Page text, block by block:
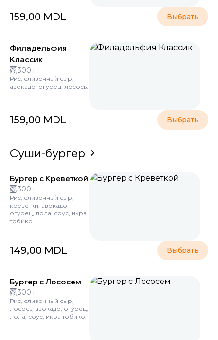
159,00 MDL Выбрать
Филадельфия
Классик
300 г
Рис, сливочный сыр,
авокадо, огурец, лосось.
159,00 MDL Выбрать
Суши-бургер
Бургер с Креветкой
300 г
Рис, сливочный сыр,
креветки, авокадо,
огурец, лола, соус, икра
тобико.
149,00 MDL Выбрать
Бургер с Лососем
300 г
Рис, сливочный сыр,
лосось, авокадо, огурец,
лола, соус, икра тобико.